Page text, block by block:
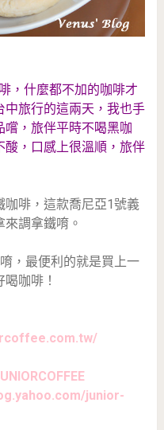
，什麼都不加的咖啡才
中旅行的這兩天，我也手
嚐，旅伴平時不喝黑咖
酸，口感上很溫順，旅伴
啡，這款喬尼亞1號義
調拿鐵唷。
，最便利的就是買上一
咖啡！
junior-